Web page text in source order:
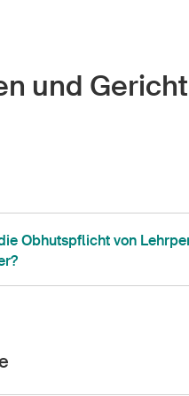
und
Obhutspflicht von